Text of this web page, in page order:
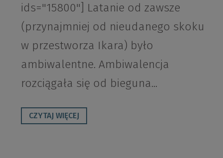
ids="15800"] Latanie od zawsze
(przynajmniej od nieudanego skoku
w przestworza Ikara) było
ambiwalentne. Ambiwalencja
rozciągała się od bieguna...
CZYTAJ WIĘCEJ